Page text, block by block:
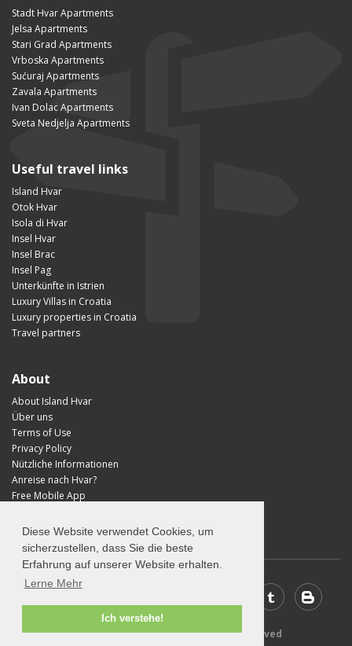
Diese Website verwendet Cookies, um
sicherzustellen, dass Sie die beste
Erfahrung auf unserer Website erhalten.
Lerne Mehr
Ich verstehe!
Stadt Hvar Apartments
Jelsa Apartments
Stari Grad Apartments
Vrboska Apartments
Sućuraj Apartments
Zavala Apartments
Ivan Dolac Apartments
Sveta Nedjelja Apartments
Useful travel links
Island Hvar
Otok Hvar
Isola di Hvar
Insel Hvar
Insel Brac
Insel Pag
Unterkünfte in Istrien
Luxury Villas in Croatia
Luxury properties in Croatia
Travel partners
About
About Island Hvar
Über uns
Terms of Use
Privacy Policy
Nützliche Informationen
Anreise nach Hvar?
Free Mobile App
© 2026 Visit-Hvar.com - All rights reserved